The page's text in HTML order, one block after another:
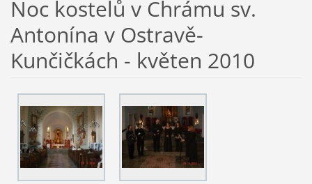
Noc kostelů v Chrámu sv.
Antonína v Ostravě-
Kunčičkách - květen 2010